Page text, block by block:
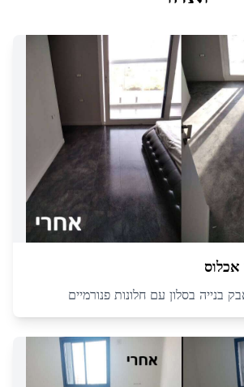
בנייה בסלון עם חלונות פנורמיים